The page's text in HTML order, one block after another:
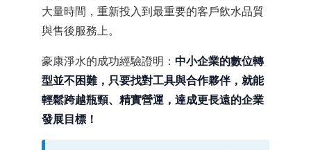
大量時間，重新投入到最重要的客戶飲水品質
與售後服務上。
豪康淨水的成功經驗證明： 中小企業的數位轉
型並不困難，只要找對工具與合作夥伴，就能
輕鬆跨越瓶頸、精實營運，達成更長遠的企業
發展目標！